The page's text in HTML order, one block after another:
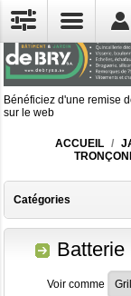
Bénéficiez d'une remise
sur le web
ACCUEIL /
Catégories
Batterie
Voir comme